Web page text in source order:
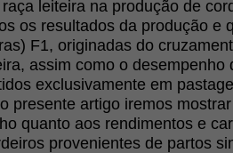
leiteira na produção de
os resultados da produção e
F1, originadas do
assim como o desempenho
exclusivamente em
presente artigo iremos
quanto aos rendimentos e
provenientes de partos